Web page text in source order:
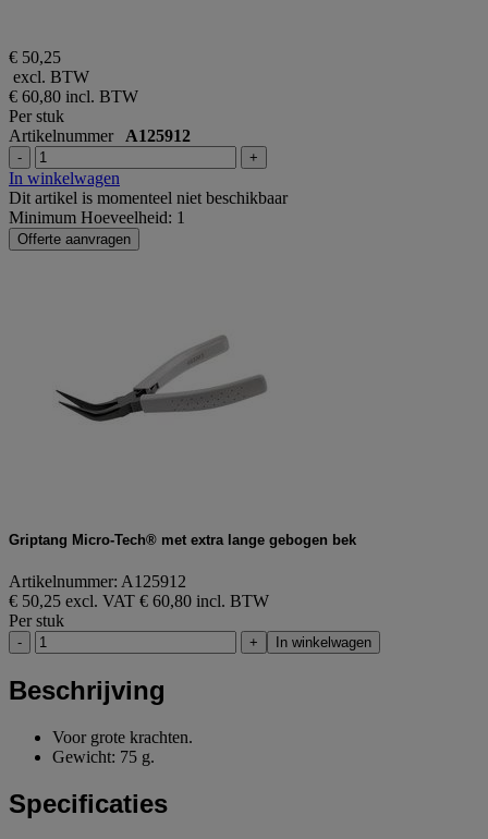
€ 50,25
excl. BTW
€ 60,80 incl. BTW
Per stuk
Artikelnummer A125912
- +
In winkelwagen
Dit artikel is momenteel niet beschikbaar
Minimum Hoeveelheid: 1
Offerte aanvragen
Griptang Micro-Tech® met extra lange gebogen bek
Artikelnummer: A125912
€ 50,25 excl. VAT € 60,80 incl. BTW
Per stuk
- + In winkelwagen
Beschrijving
Voor grote krachten.
Gewicht: 75 g.
Specificaties